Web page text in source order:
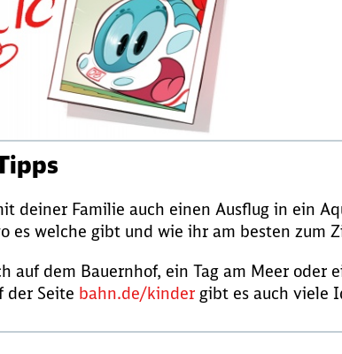
deiner Familie auch einen Ausflug in ein
es welche gibt und wie ihr am besten zum
auf dem Bauernhof, ein Tag am Meer oder
der Seite bahn.de/kinder gibt es auch viele